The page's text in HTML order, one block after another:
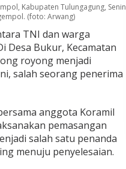
Kabupaten Tulungagung, Senin
(foto: Arwang)
TNI dan warga
Desa Bukur, Kecamatan
royong menjadi
salah seorang penerima
anggota Koramil
pemasangan
salah satu penanda
menuju penyelesaian.